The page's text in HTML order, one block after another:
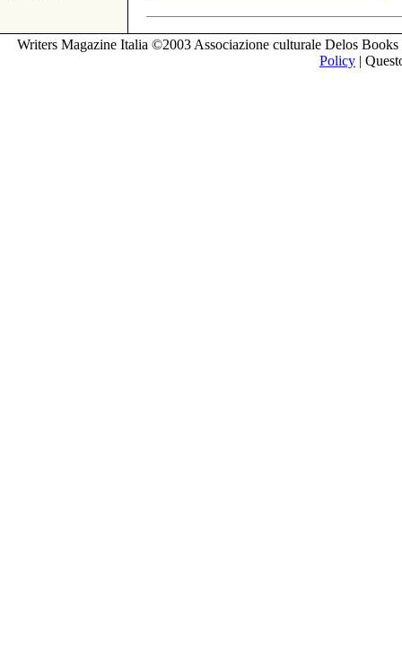
Writers Magazine Italia ©2003 Associazione culturale Delos
Policy |